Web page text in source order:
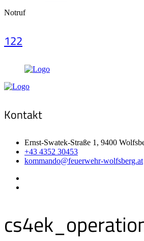
Notruf
122
Kontakt
Ernst-Swatek-Straße 1, 9400
+43 4352 30453
kommando@feuerwehr-wolfsberg.at